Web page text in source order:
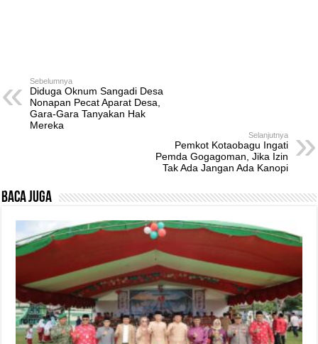
Sebelumnya
Diduga Oknum Sangadi Desa
Nonapan Pecat Aparat Desa,
Gara-Gara Tanyakan Hak
Mereka
Selanjutnya
Pemkot Kotaobagu Ingati
Pemda Gogagoman, Jika Izin
Tak Ada Jangan Ada Kanopi
Baca Juga